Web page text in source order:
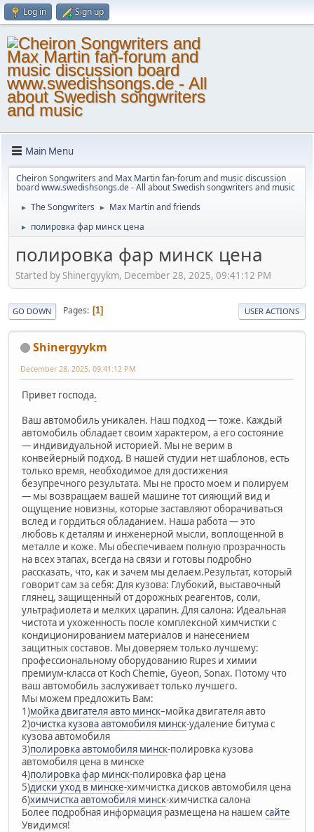
Log in Sign up
Main Menu
Cheiron Songwriters and Max Martin fan-forum and music discussion
board www.swedishsongs.de - All about Swedish songwriters and music
► The Songwriters ► Max Martin and friends
► полировка фар минск цена
полировка фар минск цена
Started by Shinergyykm, December 28, 2025, 09:41:12 PM
GO DOWN Pages 1 USER ACTIONS
Shinergyykm
December 28, 2025, 09:41:12 PM
Привет господа.
Ваш автомобиль уникален. Наш подход — тоже. Каждый
автомобиль обладает своим характером, а его состояние
— индивидуальной историей. Мы не верим в
конвейерный подход. В нашей студии нет шаблонов, есть
только время, необходимое для достижения
безупречного результата. Мы не просто моем и полируем
— мы возвращаем вашей машине тот сияющий вид и
ощущение новизны, которые заставляют оборачиваться
вслед и гордиться обладанием. Наша работа — это
любовь к деталям и инженерной мысли, воплощенной в
металле и коже. Мы обеспечиваем полную прозрачность
на всех этапах, всегда на связи и готовы подробно
рассказать, что, как и зачем мы делаем.Результат, который
говорит сам за себя: Для кузова: Глубокий, выставочный
глянец, защищенный от дорожных реагентов, соли,
ультрафиолета и мелких царапин. Для салона: Идеальная
чистота и ухоженность после комплексной химчистки с
кондиционированием материалов и нанесением
защитных составов. Мы доверяем только лучшему:
профессиональному оборудованию Rupes и химии
премиум-класса от Koch Chemie, Gyeon, Sonax. Потому что
ваш автомобиль заслуживает только лучшего.
Мы можем предложить Вам:
1)мойка двигателя авто минск–мойка двигателя авто
2)очистка кузова автомобиля минск-удаление битума с
кузова автомобиля
3)полировка автомобиля минск-полировка кузова
автомобиля цена в минске
4)полировка фар минск-полировка фар цена
5)диски уход в минске-химчистка дисков автомобиля цена
6)химчистка автомобиля минск-химчистка салона
Более подробная информация размещена на нашем сайте
Увидимся!